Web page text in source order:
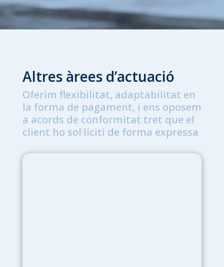
Altres àrees d’actuació
Oferim flexibilitat, adaptabilitat en
la forma de pagament, i ens oposem
a acords de conformitat tret que el
client ho sol·liciti de forma expressa